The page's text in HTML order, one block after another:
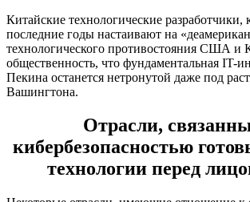
Китайские технологические разработчики,
последние годы настаивают на
технологического противостояния США и
общественность, что фундаментальная IT-
Пекина останется нетронутой даже под
Вашингтона.
Отрасли,
кибербезопасностью
технологии перед